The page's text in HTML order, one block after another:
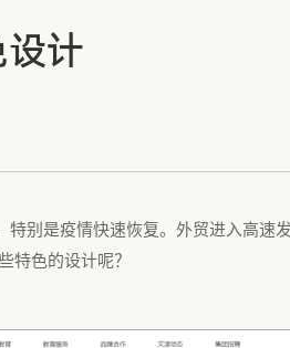
计
别是疫情快速恢复。外贸进入高速
特色的设计呢？